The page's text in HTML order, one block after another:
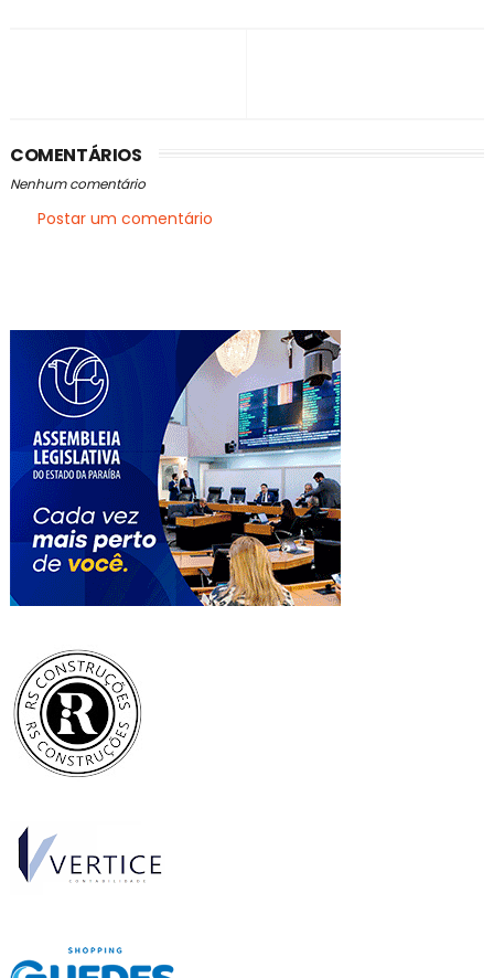
COMENTÁRIOS
Nenhum comentário
Postar um comentário